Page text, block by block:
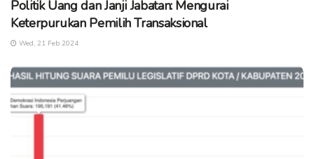
Adapun lima panelis pada debat publik tahapan pertama ini
antara lain Dr. S. Andi Sutrasno, S.H. M.H., Agus Musa
Chichul Anam S.Ag, M.Si., Syamsul Hadi S.HI, M.PdI.,
Hidayaturrisqon, dan Anik Faridah, M.Pd.
Diketahui bahwa pasangan calon tunggal yang menjadi
peserta pilbup Ngawi tahun 2020 adalah pasangan Ony
Politik Uang dan Janji Jabatan: Mengurai
Keterpurukan Pemilih Transaksional
Wed, 21 Feb 2024